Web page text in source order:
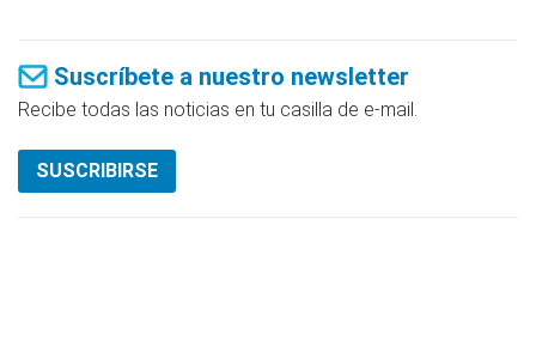
Suscríbete a nuestro newsletter
Recibe todas las noticias en tu casilla de e-mail.
SUSCRIBIRSE